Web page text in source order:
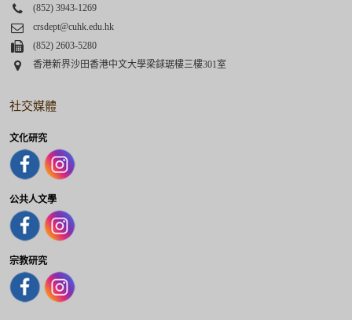
Phone
(852) 3943-1269
Email
crsdept@cuhk.edu.hk
Fax(852) 2603-5280
Address
香港新界沙田香港中文大學梁銶琚樓三樓301室
社交媒體
文化研究
公共人文學
宗教研究